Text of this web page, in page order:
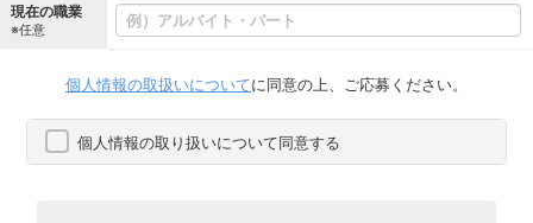
現在の職業
※任意
個人情報の取扱いについてに同意の上、ご応募ください。
個人情報の取り扱いについて同意する